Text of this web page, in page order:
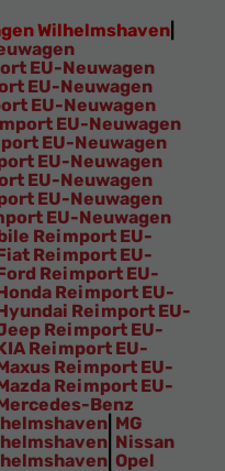
Wilhelmshaven
EU-Neuwagen
EU-Neuwagen
EU-Neuwagen
EU-Neuwagen
EU-Neuwagen
EU-Neuwagen
EU-Neuwagen
EU-Neuwagen
EU-Neuwagen
Reimport EU-
Reimport EU-
Reimport EU-
Reimport EU-
Reimport EU-
Reimport EU-
Reimport EU-
Reimport EU-
Reimport EU-
Benz
MG
Nissan
Opel